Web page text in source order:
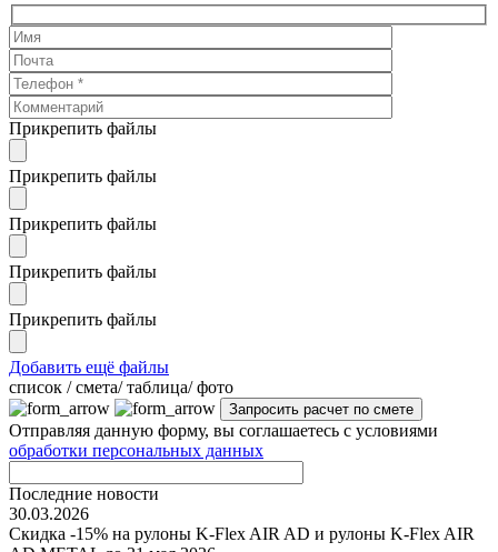
Прикрепить файлы
Прикрепить файлы
Прикрепить файлы
Прикрепить файлы
Прикрепить файлы
Добавить ещё файлы
cписок / смета/ таблица/ фото
Отправляя данную форму, вы соглашаетесь с условиями
обработки персональных данных
Последние новости
30.03.2026
Скидка -15% на рулоны K-Flex AIR AD и рулоны K-Flex AIR